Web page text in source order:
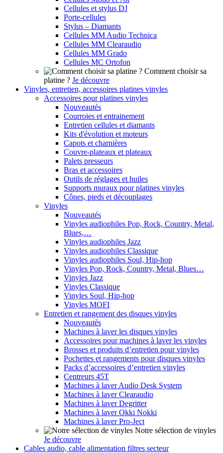
Cellules et stylus DJ
Porte-cellules
Stylus – Diamants
Cellules MM Audio Technica
Cellules MM Clearaudio
Cellules MM Grado
Cellules MC Ortofon
Comment choisir sa
platine ? Je découvre
Vinyles, entretien, accessoires platines vinyles
Accessoires pour platines vinyles
Nouveautés
Courroies et entrainement
Entretien cellules et diamants
Kits d'évolution et moteurs
Capots et charnières
Couvre-plateaux et plateaux
Palets presseurs
Bras et accessoires
Outils de réglages et huiles
Supports muraux pour platines vinyles
Cônes, pieds et découplages
Vinyles
Nouveautés
Vinyles audiophiles Pop, Rock, Country, Metal,
Blues,…
Vinyles audiophiles Jazz
Vinyles audiophiles Classique
Vinyles audiophiles Soul, Hip-hop
Vinyles Pop, Rock, Country, Metal, Blues…
Vinyles Jazz
Vinyles Classique
Vinyles Soul, Hip-hop
Vinyles MOFI
Entretien et rangement des disques vinyles
Nouveautés
Machines à laver les disques vinyles
Accessoires pour machines à laver les vinyles
Brosses et produits d’entretien pour vinyles
Pochettes et rangements pour disques vinyles
Packs d’accessoires d’entretien vinyles
Centreurs 45T
Machines à laver Audio Desk System
Machines à laver Clearaudio
Machines à laver Degritter
Machines à laver Okki Nokki
Machines à laver Pro-Ject
Notre sélection de vinyles
Je découvre
Cables audio, cable alimentation filtres secteur